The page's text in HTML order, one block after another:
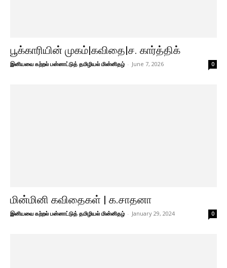
பூக்காரியின் முகம்|கவிதை|ச. கார்த்திக்
இனியவை கற்றல் பன்னாட்டுத் தமிழியல் மின்னிதழ் - June 7, 2026 0
மின்மினி கவிதைகள் | க.சாதனா
இனியவை கற்றல் பன்னாட்டுத் தமிழியல் மின்னிதழ் - January 29, 2024 0